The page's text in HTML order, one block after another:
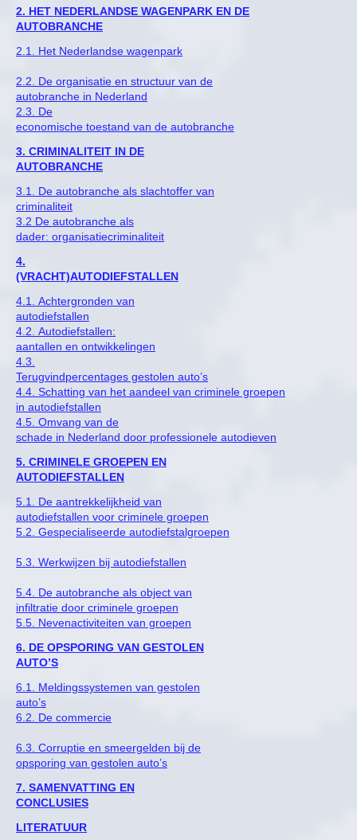
2. HET NEDERLANDSE WAGENPARK EN DE
AUTOBRANCHE
2.1. Het Nederlandse wagenpark
2.2. De organisatie en structuur van de
autobranche in Nederland
2.3. De
economische toestand van de autobranche
3. CRIMINALITEIT IN DE
AUTOBRANCHE
3.1. De autobranche als slachtoffer van
criminaliteit
3.2 De autobranche als
dader: organisatiecriminaliteit
4.
(VRACHT)AUTODIEFSTALLEN
4.1. Achtergronden van
autodiefstallen
4.2. Autodiefstallen:
aantallen en ontwikkelingen
4.3.
Terugvindpercentages gestolen auto’s
4.4. Schatting van het aandeel van criminele groepen
in autodiefstallen
4.5. Omvang van de
schade in Nederland door professionele autodieven
5. CRIMINELE GROEPEN EN
AUTODIEFSTALLEN
5.1. De aantrekkelijkheid van
autodiefstallen voor criminele groepen
5.2. Gespecialiseerde autodiefstalgroepen
5.3. Werkwijzen bij autodiefstallen
5.4. De autobranche als object van
infiltratie door criminele groepen
5.5. Nevenactiviteiten van groepen
6. DE OPSPORING VAN GESTOLEN
AUTO’S
6.1. Meldingssystemen van gestolen
auto’s
6.2. De commercie
6.3. Corruptie en smeergelden bij de
opsporing van gestolen auto’s
7. SAMENVATTING EN
CONCLUSIES
LITERATUUR